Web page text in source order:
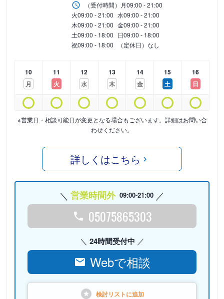
（受付時間） 月09:00 - 21:00
火09:00 - 21:00 水09:00 - 21:00
木09:00 - 21:00 金09:00 - 21:00
土09:00 - 18:00 日09:00 - 18:00
祝09:00 - 18:00 （定休日）なし
10
月
11
火
12
水
13
木
14
金
15
土
16
日
※営業日・相談可能日が変更となる場合もございます。詳細はお問い合
わせください。
詳しくはこちら
営業時間外 09:00-21:00
05075865303
24時間受付中
Webで相談
検討リストに追加